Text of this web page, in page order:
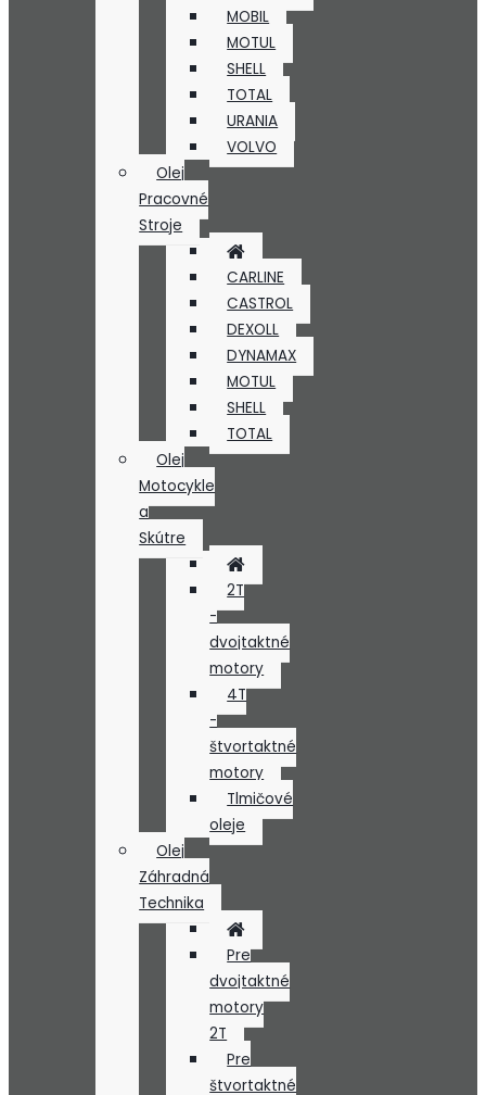
MOBIL
MOTUL
SHELL
TOTAL
URANIA
VOLVO
Olej
Pracovné
Stroje
CARLINE
CASTROL
DEXOLL
DYNAMAX
MOTUL
SHELL
TOTAL
Olej
Motocykle
a
Skútre
2T
-
dvojtaktné
motory
4T
-
štvortaktné
motory
Tlmičové
oleje
Olej
Záhradná
Technika
Pre
dvojtaktné
motory
2T
Pre
štvortaktné